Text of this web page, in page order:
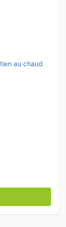
au chaud
Plaque